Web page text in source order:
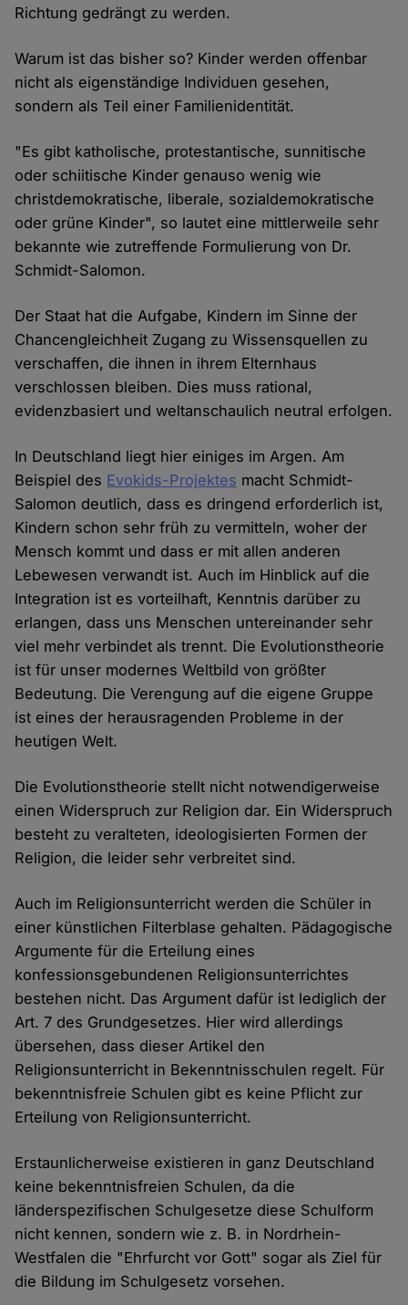
Richtung gedrängt zu werden.
Warum ist das bisher so? Kinder werden offenbar
nicht als eigenständige Individuen gesehen,
sondern als Teil einer Familienidentität.
"Es gibt katholische, protestantische, sunnitische
oder schiitische Kinder genauso wenig wie
christdemokratische, liberale, sozialdemokratische
oder grüne Kinder", so lautet eine mittlerweile sehr
bekannte wie zutreffende Formulierung von Dr.
Schmidt-Salomon.
Der Staat hat die Aufgabe, Kindern im Sinne der
Chancengleichheit Zugang zu Wissensquellen zu
verschaffen, die ihnen in ihrem Elternhaus
verschlossen bleiben. Dies muss rational,
evidenzbasiert und weltanschaulich neutral erfolgen.
In Deutschland liegt hier einiges im Argen. Am
Beispiel des Evokids-Projektes macht Schmidt-
Salomon deutlich, dass es dringend erforderlich ist,
Kindern schon sehr früh zu vermitteln, woher der
Mensch kommt und dass er mit allen anderen
Lebewesen verwandt ist. Auch im Hinblick auf die
Integration ist es vorteilhaft, Kenntnis darüber zu
erlangen, dass uns Menschen untereinander sehr
viel mehr verbindet als trennt. Die Evolutionstheorie
ist für unser modernes Weltbild von größter
Bedeutung. Die Verengung auf die eigene Gruppe
ist eines der herausragenden Probleme in der
heutigen Welt.
Die Evolutionstheorie stellt nicht notwendigerweise
einen Widerspruch zur Religion dar. Ein Widerspruch
besteht zu veralteten, ideologisierten Formen der
Religion, die leider sehr verbreitet sind.
Auch im Religionsunterricht werden die Schüler in
einer künstlichen Filterblase gehalten. Pädagogische
Argumente für die Erteilung eines
konfessionsgebundenen Religionsunterrichtes
bestehen nicht. Das Argument dafür ist lediglich der
Art. 7 des Grundgesetzes. Hier wird allerdings
übersehen, dass dieser Artikel den
Religionsunterricht in Bekenntnisschulen regelt. Für
bekenntnisfreie Schulen gibt es keine Pflicht zur
Erteilung von Religionsunterricht.
Erstaunlicherweise existieren in ganz Deutschland
keine bekenntnisfreien Schulen, da die
länderspezifischen Schulgesetze diese Schulform
nicht kennen, sondern wie z. B. in Nordrhein-
Westfalen die "Ehrfurcht vor Gott" sogar als Ziel für
die Bildung im Schulgesetz vorsehen.